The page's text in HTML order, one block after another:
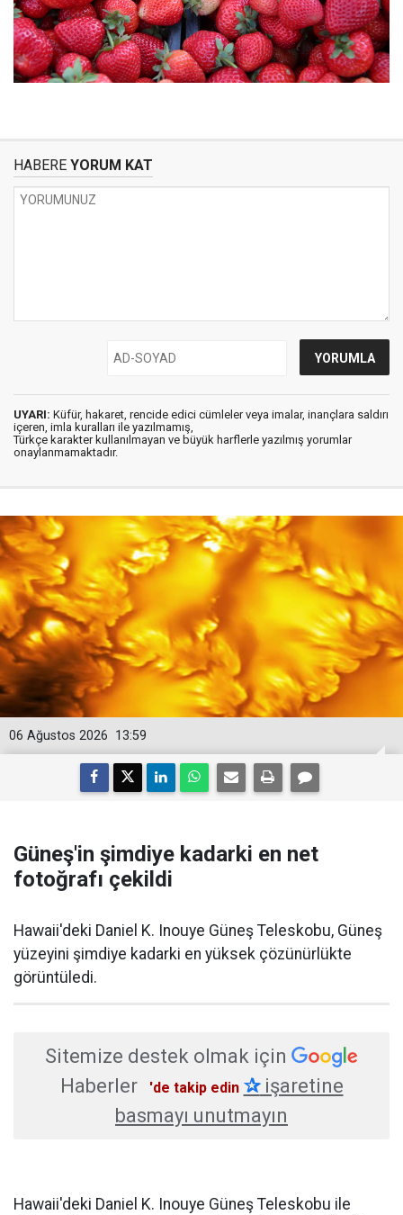
HABERE YORUM KAT
UYARI: Küfür, hakaret, rencide edici cümleler veya imalar, inançlara saldırı
içeren, imla kuralları ile yazılmamış,
Türkçe karakter kullanılmayan ve büyük harflerle yazılmış yorumlar
onaylanmamaktadır.
13:59
06 Ağustos 2026
Güneş'in şimdiye kadarki en net
fotoğrafı çekildi
Hawaii'deki Daniel K. Inouye Güneş Teleskobu, Güneş
yüzeyini şimdiye kadarki en yüksek çözünürlükte
görüntüledi.
Sitemize destek olmak için
Haberler
'de takip edin ✰işaretine
basmayı unutmayın
Hawaii'deki Daniel K. Inouye Güneş Teleskobu ile